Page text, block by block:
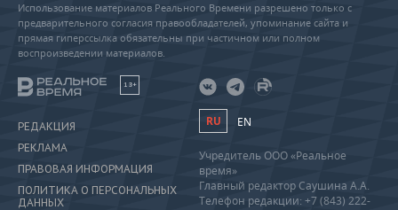
Использование материалов Реального Времени разрешено только с
предварительного согласия правообладателей, упоминание сайта и
прямая гиперссылка обязательны при частичном или полном
воспроизведении материалов.
18+
РЕДАКЦИЯ
РЕКЛАМА
ПРАВОВАЯ ИНФОРМАЦИЯ
ПОЛИТИКА О ПЕРСОНАЛЬНЫХ
ДАННЫХ
RU EN
Учредитель ООО «Реальное
время»
Главный редактор Саушина А.А.
Телефон редакции: +7 (843) 222-